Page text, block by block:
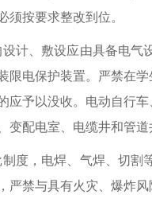
须按要求整改到位。
计、敷设应由具备电
限电保护装置。严禁在
应予以没收。电动自行
配电室、电缆井和管
度，电焊、气焊、切
严禁与具有火灾、爆炸